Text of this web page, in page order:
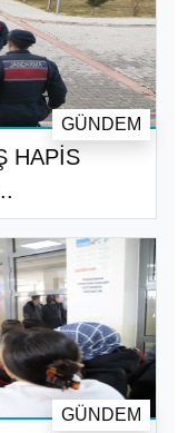
HAPİS
GÜNDEM
GÜNDEM